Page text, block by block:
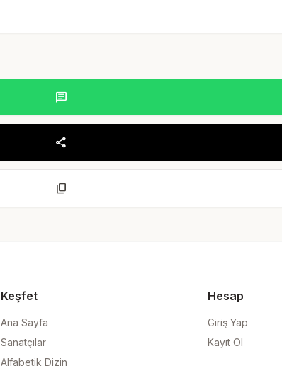
chat
share
content_copy
Keşfet
Ana Sayfa
Sanatçılar
Alfabetik Dizin
Hesap
Giriş Yap
Kayıt Ol